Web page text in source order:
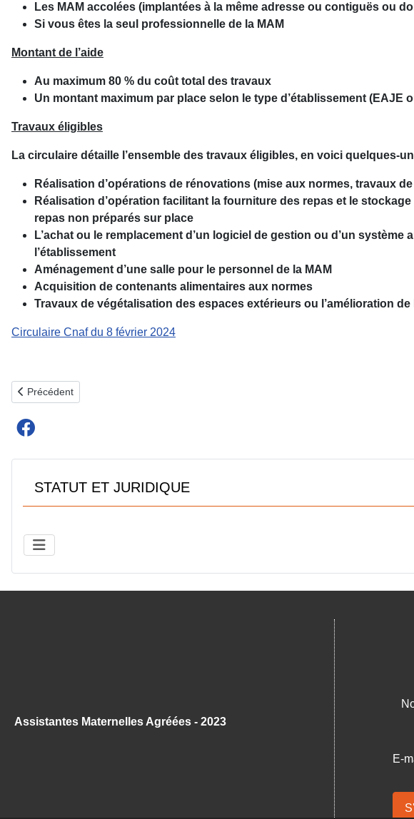
Les MAM accolées (implantées à la même adresse ou contiguës ou
Si vous êtes la seul professionnelle de la MAM
Montant de l’aide
Au maximum 80 % du coût total des travaux
Un montant maximum par place selon le type d’établissement (EAJE
Travaux éligibles
La circulaire détaille l’ensemble des travaux éligibles, en voici quelques-
Réalisation d’opérations de rénovations (mise aux normes, travaux
Réalisation d’opération facilitant la fourniture des repas et le
repas non préparés sur place
L’achat ou le remplacement d’un logiciel de gestion ou d’un
l’établissement
Aménagement d’une salle pour le personnel de la MAM
Acquisition de contenants alimentaires aux normes
Travaux de végétalisation des espaces extérieurs ou l’amélioration de
Circulaire Cnaf du 8 février 2024
Article précédent : FIN DE LA TAXE D’HABITATION POUR LES MAMS !
Précédent
STATUT ET JURIDIQUE
Assistantes Maternelles Agréées - 2023
E-